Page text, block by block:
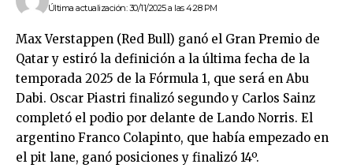
Última actualización: 30/11/2025 a las 4:28 PM
Max Verstappen (Red Bull) ganó el Gran Premio de
Qatar y estiró la definición a la última fecha de la
temporada 2025 de la Fórmula 1, que será en Abu
Dabi. Oscar Piastri finalizó segundo y Carlos Sainz
completó el podio por delante de Lando Norris. El
argentino Franco Colapinto, que había empezado en
el pit lane, ganó posiciones y finalizó 14º.